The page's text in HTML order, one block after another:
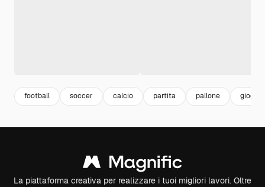
football soccer calcio partita pallone
La piattaforma creativa per realizzare i tuoi migliori lavori. Oltre